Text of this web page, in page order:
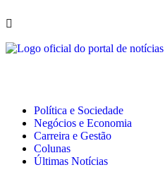
Política e Sociedade
Negócios e Economia
Carreira e Gestão
Colunas
Últimas Notícias